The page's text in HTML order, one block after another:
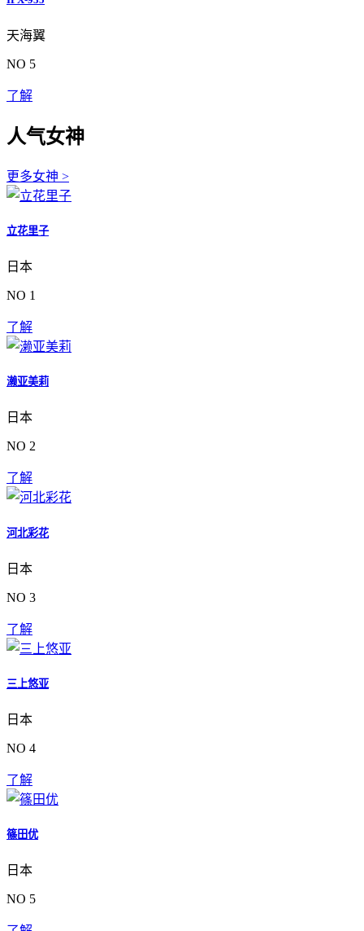
天海翼
NO 5
了解
人气女神
更多女神 >
立花里子
日本
NO 1
了解
濑亚美莉
日本
NO 2
了解
河北彩花
日本
NO 3
了解
三上悠亚
日本
NO 4
了解
篠田优
日本
NO 5